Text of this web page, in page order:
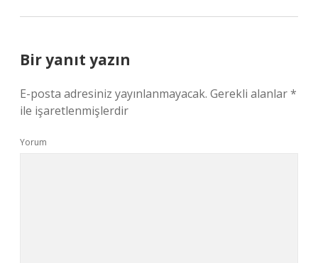
Bir yanıt yazın
E-posta adresiniz yayınlanmayacak. Gerekli alanlar*
ile işaretlenmişlerdir
Yorum